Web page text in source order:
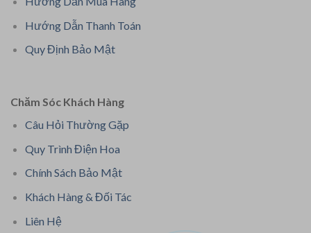
Hướng Dẫn Thanh Toán
Quy Định Bảo Mật
Chăm Sóc Khách Hàng
Câu Hỏi Thường Gặp
Quy Trình Điện Hoa
Chính Sách Bảo Mật
Khách Hàng & Đối Tác
Liên Hệ